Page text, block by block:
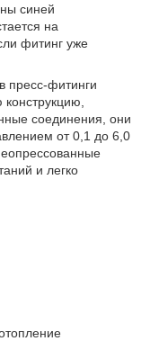
синей
на
фитинг уже
пресс-фитинги
соединения, они
от 0,1 до 6,0
и легко